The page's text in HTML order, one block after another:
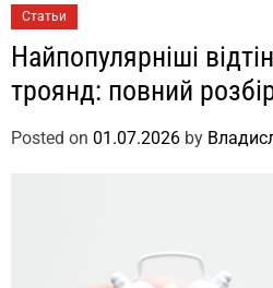
Статьи
Найпопулярніші
троянд: повний
Posted on 01.07.2026 by